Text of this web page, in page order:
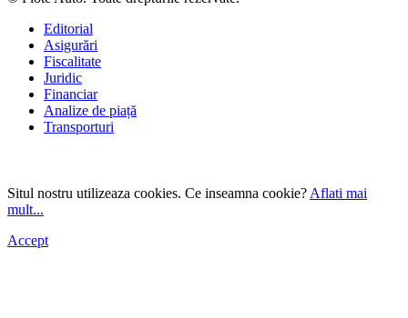
Editorial
Asigurări
Fiscalitate
Juridic
Financiar
Analize de piață
Transporturi
Situl nostru utilizeaza cookies. Ce inseamna cookie? Aflati mai
mult...
Accept